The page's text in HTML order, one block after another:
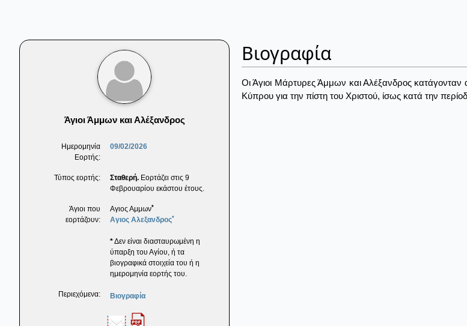
Άγιοι Άμμων και Αλέξανδρος
Ημερομηνία
Εορτής:
09/02/2026
Τύπος εορτής: Σταθερή. Εορτάζει στις 9
Φεβρουαρίου εκάστου έτους.
Άγιοι που
εορτάζουν:
Αγιος Αμμων*
Αγιος Αλεξανδρος*
*Δεν είναι διασταυρωμένη η
ύπαρξη του Αγίου, ή τα
βιογραφικά στοιχεία του ή η
ημερομηνία εορτής του.
Περιεχόμενα: Βιογραφία
Βιογραφία
Οι Άγιοι Μάρτυρες Άμμων και Αλέξανδρος
Κύπρου για την πίστη του Χριστού, ίσως κατά την